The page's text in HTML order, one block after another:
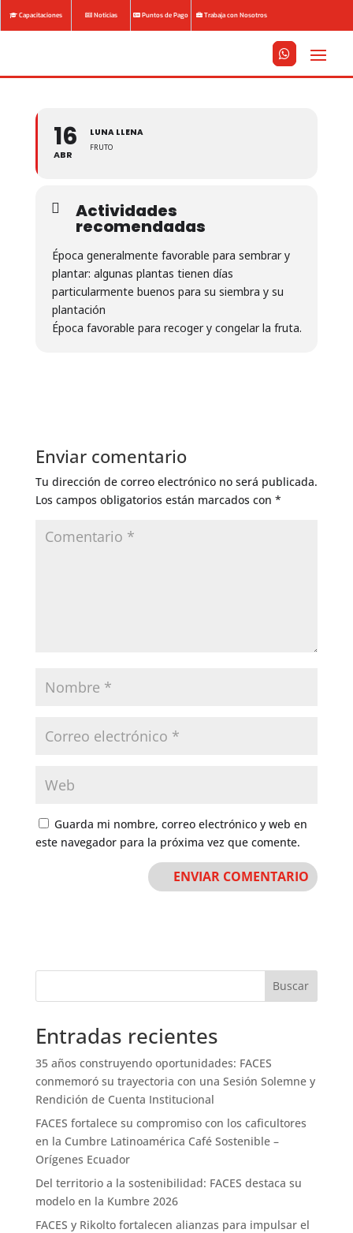
Capacitaciones Noticias Puntos de Pago Trabaja con Nosotros



16
ABR
LUNA LLENA
FRUTO
Actividades
recomendadas
Época generalmente favorable para sembrar y
plantar: algunas plantas tienen días
particularmente buenos para su siembra y su
plantación
Época favorable para recoger y congelar la fruta.
Enviar comentario
Tu dirección de correo electrónico no será publicada.
Los campos obligatorios están marcados con *
Guarda mi nombre, correo electrónico y web en
este navegador para la próxima vez que comente.
Buscar
Entradas recientes
35 años construyendo oportunidades: FACES
conmemoró su trayectoria con una Sesión Solemne y
Rendición de Cuenta Institucional
FACES fortalece su compromiso con los caficultores
en la Cumbre Latinoamérica Café Sostenible –
Orígenes Ecuador
Del territorio a la sostenibilidad: FACES destaca su
modelo en la Kumbre 2026
FACES y Rikolto fortalecen alianzas para impulsar el